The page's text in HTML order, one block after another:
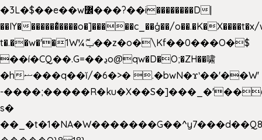
�3L�$��e��w߼���?��i��������D|
��IY�������͛����o�]�����c_��ģ��/
t�.��w�'�1W¼ݕޮ��z�o�\Kf��0���O�$
��í�CQ��.G=��ڍo@qw�D�O;�ZH��啸
�hޟ���q��ĭ/�6�>� .�bwN�ϫˋ��'��W'
-
s�